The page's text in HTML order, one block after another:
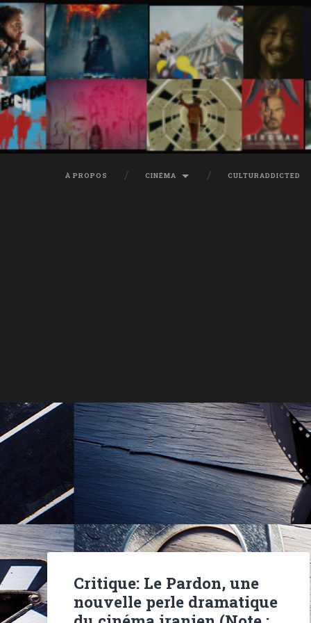
À PROPOS CINÉMA CULTURADDICTED
Critique: Le Pardon, une
nouvelle perle dramatique